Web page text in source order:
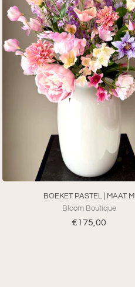
BOEKET PASTEL | MAAT M
Bloom Boutique
€175,00